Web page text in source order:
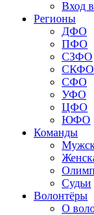
Вход
Регионы
ДФО
ПФО
СЗФО
СКФО
СФО
УФО
ЦФО
ЮФО
Команды
Судьи
Волонтёры
О